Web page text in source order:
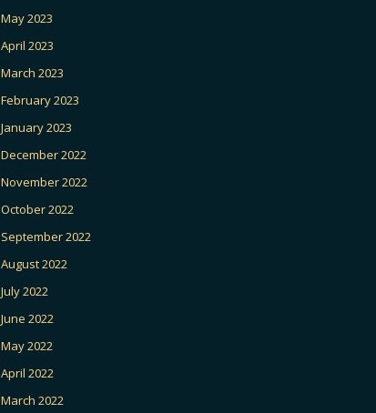
May 2023
April 2023
March 2023
February 2023
January 2023
December 2022
November 2022
October 2022
September 2022
August 2022
July 2022
June 2022
May 2022
April 2022
March 2022